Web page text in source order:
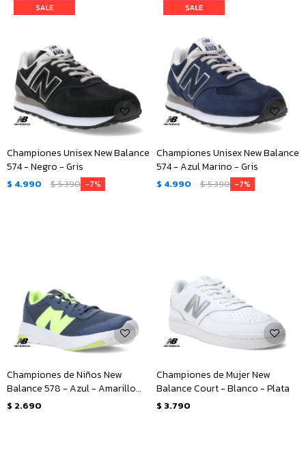
Championes Unisex New Balance
574 - Negro - Gris
$ 4.990 $5.390 7
Championes Unisex New Balance
574 - Azul Marino - Gris
$ 4.990 $5.390 7
Championes de Niños New
Balance 578 - Azul - Amarillo
Fluo
$ 2.690
Championes de Mujer New
Balance Court - Blanco - Plata
$ 3.790